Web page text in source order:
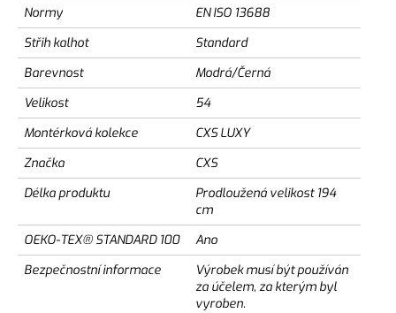
Normy
EN ISO 13688
Střih kalhot
Standard
Barevnost
Modrá/Černá
Velikost
54
Montérková kolekce
CXS LUXY
Značka
CXS
Délka produktu
Prodloužená velikost 194
cm
OEKO-TEX® STANDARD 100
Ano
Bezpečnostní informace
Výrobek musí být používán
za účelem, za kterým byl
vyroben.